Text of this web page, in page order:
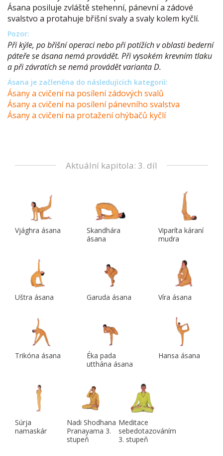
Ásana posiluje zvláště stehenní, pánevní a zádové
svalstvo a protahuje břišní svaly a svaly kolem kyčlí.
Pozor:
Při kýle, po břišní operaci nebo při potížích v oblasti bederní
páteře se ásana nemá provádět. Při vysokém krevním tlaku
a při závratích se nemá provádět varianta D.
Ásana je začleněna do následujících kategorií:
Ásany a cvičení na posílení zádových svalů
Ásany a cvičení na posílení pánevního svalstva
Ásany a cvičení na protažení ohýbačů kyčlí
Aktuální kapitola: 3. díl
Vjághra ásana
Skandhára
ásana
Viparíta káraní
mudra
Uštra ásana Garuda ásana Víra ásana
Trikóna ásana
Éka pada
utthána ásana
Hansa ásana
Súrja
namaskár
Nadi Shodhana
Pranayama 3.
stupeň
Meditace
sebedotazováním
3. stupeň